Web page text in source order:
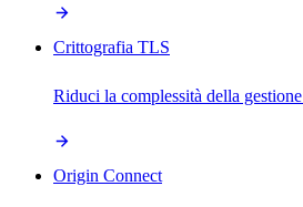
Crittografia TLS
Riduci la complessità della
Origin Connect